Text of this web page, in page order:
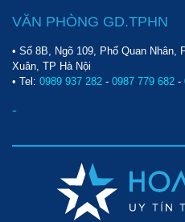
VĂN PHÒNG GD.TPHN
• Số 8B, Ngõ 109, Phố Quan Nhân,
Xuân, TP Hà Nội
• Tel: 0989 937 282 - 0987 779 682 -
-